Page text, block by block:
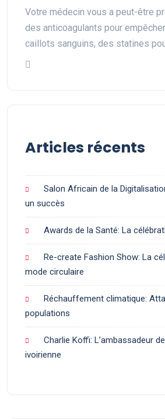
Votre médecin vous a peut-être
des anticoagulants pour
caillots sanguins, des statines
Articles récents
Salon Africain de la
un succès
Awards de la Santé: La
Re-create Fashion Show: La
mode circulaire
Réchauffement climatique:
populations
Charlie Koffi: L’ambassadeur
ivoirienne